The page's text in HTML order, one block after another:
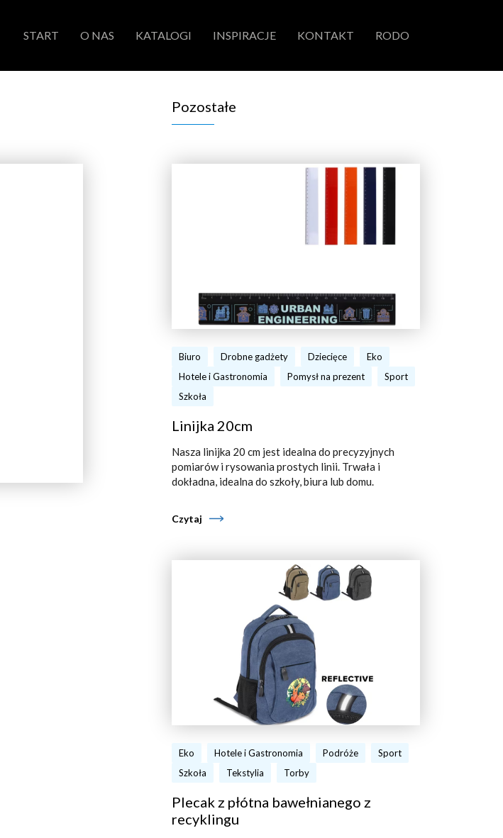
START O NAS KATALOGI INSPIRACJE KONTAKT RODO
Pozostałe
Biuro Drobne gadżety Dziecięce
Eko
Hotele i Gastronomia
Pomysł na prezent
Sport
Szkoła
Linijka 20cm
Nasza linijka 20 cm jest idealna do precyzyjnych
pomiarów i rysowania prostych linii. Trwała i
dokładna, idealna do szkoły, biura lub domu.
Czytaj
Eko Hotele i Gastronomia Podróże
Sport
Szkoła
Tekstylia Torby
Plecak z płótna bawełnianego z
recyklingu